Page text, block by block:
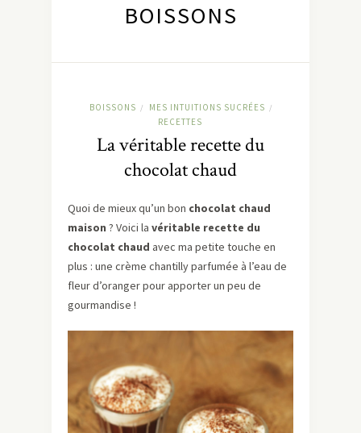
BOISSONS
BOISSONS / MES INTUITIONS SUCRÉES /
RECETTES
La véritable recette du
chocolat chaud
Quoi de mieux qu’un bon chocolat chaud
maison ? Voici la véritable recette du
chocolat chaud avec ma petite touche en
plus : une crème chantilly parfumée à l’eau de
fleur d’oranger pour apporter un peu de
gourmandise !